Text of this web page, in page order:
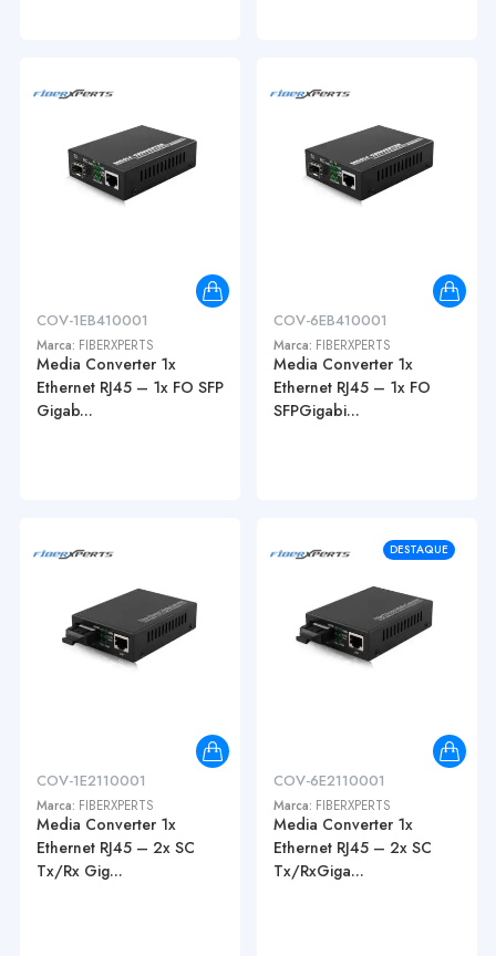
COV-1EB410001
Marca: FIBERXPERTS
Media Converter 1x
Ethernet RJ45 – 1x FO SFP
Gigab...
COV-6EB410001
Marca: FIBERXPERTS
Media Converter 1x
Ethernet RJ45 – 1x FO
SFPGigabi...
COV-1E2110001
Marca: FIBERXPERTS
Media Converter 1x
Ethernet RJ45 – 2x SC
Tx/Rx Gig...
DESTAQUE
COV-6E2110001
Marca: FIBERXPERTS
Media Converter 1x
Ethernet RJ45 – 2x SC
Tx/RxGiga...